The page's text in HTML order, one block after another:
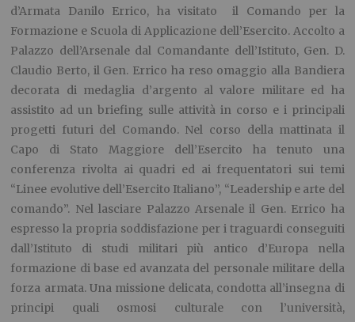
d’Armata Danilo Errico, ha visitato il Comando per la
Formazione e Scuola di Applicazione dell’Esercito. Accolto a
Palazzo dell’Arsenale dal Comandante dell’Istituto, Gen. D.
Claudio Berto, il Gen. Errico ha reso omaggio alla Bandiera
decorata di medaglia d’argento al valore militare ed ha
assistito ad un briefing sulle attività in corso e i principali
progetti futuri del Comando. Nel corso della mattinata il
Capo di Stato Maggiore dell’Esercito ha tenuto una
conferenza rivolta ai quadri ed ai frequentatori sui temi
“Linee evolutive dell’Esercito Italiano”, “Leadership e arte del
comando”. Nel lasciare Palazzo Arsenale il Gen. Errico ha
espresso la propria soddisfazione per i traguardi conseguiti
dall’Istituto di studi militari più antico d’Europa nella
formazione di base ed avanzata del personale militare della
forza armata. Una missione delicata, condotta all’insegna di
principi quali osmosi culturale con l’università,